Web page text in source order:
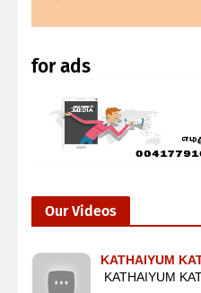
for ads
Our Videos
KATHAIYUM
KATHAIYUM